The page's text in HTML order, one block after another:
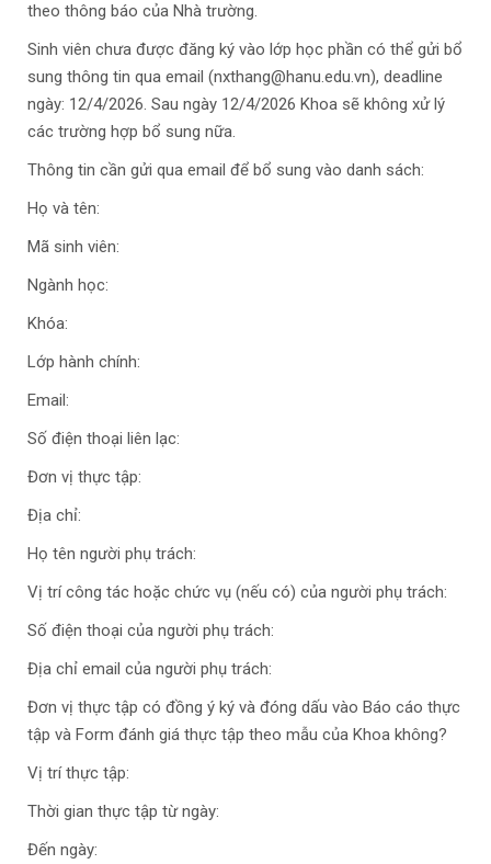
theo thông báo của Nhà trường.
Sinh viên chưa được đăng ký vào lớp học phần có thể gửi bổ
sung thông tin qua email (nxthang@hanu.edu.vn), deadline
ngày: 12/4/2026. Sau ngày 12/4/2026 Khoa sẽ không xử lý
các trường hợp bổ sung nữa.
Thông tin cần gửi qua email để bổ sung vào danh sách:
Họ và tên:
Mã sinh viên:
Ngành học:
Khóa:
Lớp hành chính:
Email:
Số điện thoại liên lạc:
Đơn vị thực tập:
Địa chỉ:
Họ tên người phụ trách:
Vị trí công tác hoặc chức vụ (nếu có) của người phụ trách:
Số điện thoại của người phụ trách:
Địa chỉ email của người phụ trách:
Đơn vị thực tập có đồng ý ký và đóng dấu vào Báo cáo thực
tập và Form đánh giá thực tập theo mẫu của Khoa không?
Vị trí thực tập:
Thời gian thực tập từ ngày:
Đến ngày: